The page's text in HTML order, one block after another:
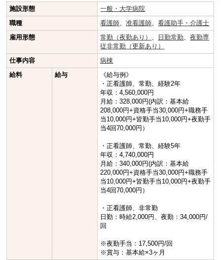
施設形態
一般・大学病院
職種
看護師 、准看護師 、看護助手・介護士
雇用形態
常勤（夜勤あり） 日勤常勤 、夜勤専
従非常勤（更新あり）
仕事内容
病棟
給料
給与
《給与例》
・正看護師、常勤、経験2年
年収：4,560,000円
月給：328,000円(内訳：基本給
208,000円+資格手当30,000円+職務手
当10,000円+皆勤手当10,000円+夜勤手
当4回70,000円）
・正看護師、常勤、経験5年
年収：4,740,000円
月給：340,000円(内訳：基本給
220,000円+資格手当30,000円+職務手
当10,000円+皆勤手当10,000円+夜勤手
当4回70,000円）
・正看護師、非常勤
日勤：時給2,000円、夜勤：34,000円/
回
※夜勤手当：17,500円/回
※賞与：基本給×3ヶ月